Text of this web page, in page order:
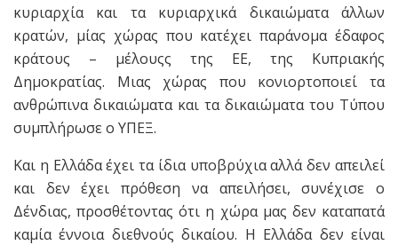
κυριαρχία και τα κυριαρχικά δικαιώματα άλλων
κρατών, μίας χώρας που κατέχει παράνομα έδαφος
κράτους – μέλουςς της ΕΕ, της Κυπριακής
Δημοκρατίας. Μιας χώρας που κονιορτοποιεί τα
ανθρώπινα δικαιώματα και τα δικαιώματα του Τύπου
συμπλήρωσε ο ΥΠΕΞ.
Και η Ελλάδα έχει τα ίδια υποβρύχια αλλά δεν απειλεί
και δεν έχει πρόθεση να απειλήσει, συνέχισε ο
Δένδιας, προσθέτοντας ότι η χώρα μας δεν καταπατά
καμία έννοια διεθνούς δικαίου. Η Ελλάδα δεν είναι